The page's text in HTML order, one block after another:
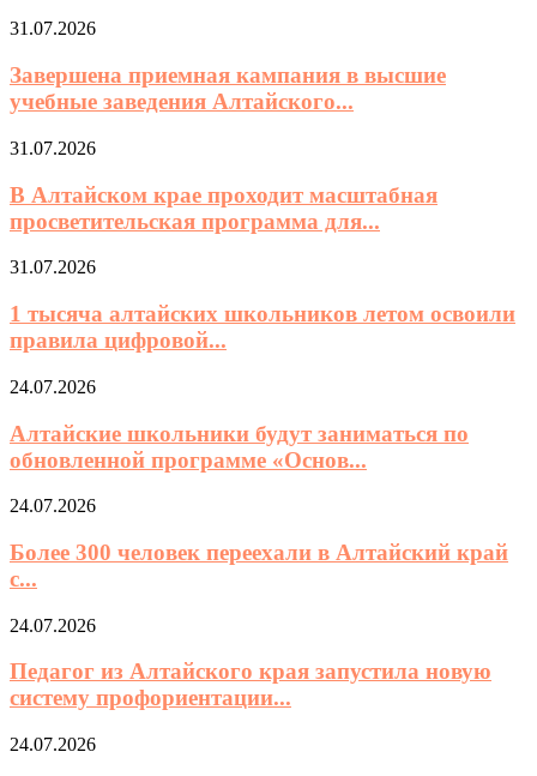
31.07.2026
Завершена приемная кампания в высшие
учебные заведения Алтайского...
31.07.2026
В Алтайском крае проходит масштабная
просветительская программа для...
31.07.2026
1 тысяча алтайских школьников летом освоили
правила цифровой...
24.07.2026
Алтайские школьники будут заниматься по
обновленной программе «Основ...
24.07.2026
Более 300 человек переехали в Алтайский край
с...
24.07.2026
Педагог из Алтайского края запустила новую
систему профориентации...
24.07.2026